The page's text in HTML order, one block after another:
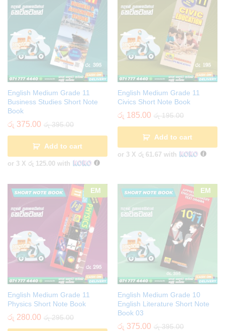
English Medium Grade 11
Business Studies Short Note
Book
රු 375.00 රු395.00
Add to cart
or 3 X රු 125.00 with
English Medium Grade 11
Civics Short Note Book
රු 185.00 රු195.00
Add to cart
or 3 X රු 61.67 with
EM
English Medium Grade 11
Physics Short Note Book
රු 280.00 රු295.00
EM
English Medium Grade 10
English Literature Short Note
Book 03
රු 375.00 රු395.00